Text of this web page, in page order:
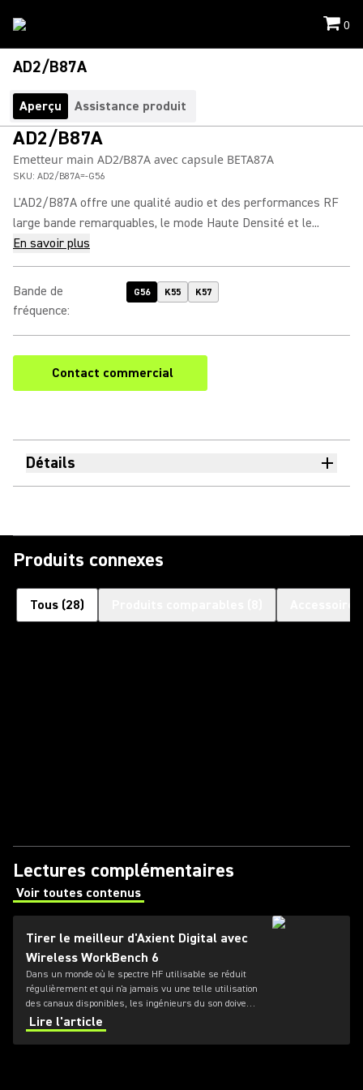
0
AD2/B87A
Aperçu Assistance produit
AD2/B87A
Emetteur main AD2/B87A avec capsule BETA87A
SKU: AD2/B87A=-G56
L'AD2/B87A offre une qualité audio et des performances RF
large bande remarquables, le mode Haute Densité et le...
En savoir plus
Bande de
fréquence:
G56 K55 K57
Contact commercial
Détails
Produits connexes
Tous (28)
Lectures complémentaires
Voir toutes contenus
(Opens in a new tab)
Tirer le meilleur d'Axient Digital avec
Wireless WorkBench 6
Dans un monde où Ie spectre HF utilisable se réduit
régulièrement et qui n'a jamais vu une telle utilisation
des canaux disponibles, les ingénieurs du son doivent
passer de plus en plus de temps à gérer les
environnements radio fréquence (RF) dans lesquels
ils évoluent.
Lire l'article